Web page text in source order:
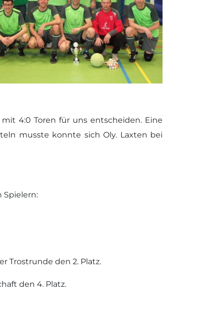
4:0 Toren für uns entscheiden. Eine
musste konnte sich Oly. Laxten bei
Spielern:
Trostrunde den 2. Platz.
den 4. Platz.